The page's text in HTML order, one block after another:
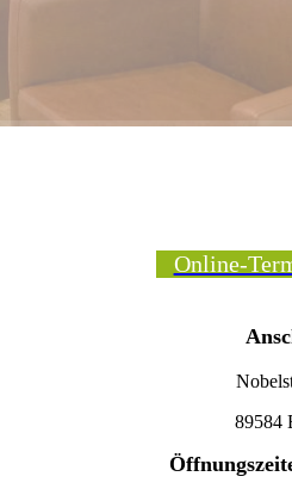
Online-
89584